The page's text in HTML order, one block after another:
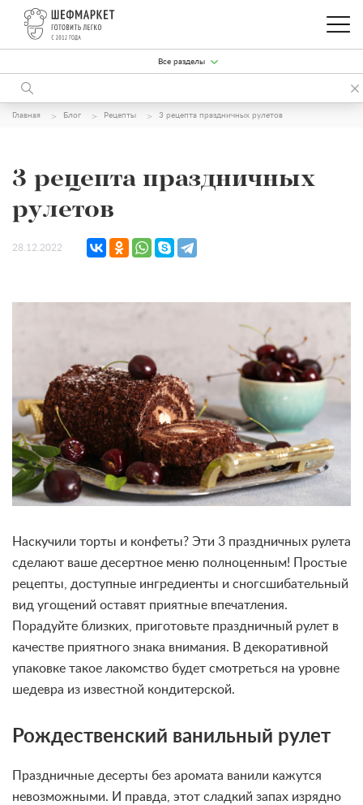
Все разделы
Главная Блог Рецепты 3 рецепта праздничных рулетов
3 рецепта праздничных
рулетов
28.12.2022
Наскучили торты и конфеты? Эти 3 праздничных рулета
сделают ваше десертное меню полноценным! Простые
рецепты, доступные ингредиенты и сногсшибательный
вид угощений оставят приятные впечатления.
Порадуйте близких, приготовьте праздничный рулет в
качестве приятного знака внимания. В декоративной
упаковке такое лакомство будет смотреться на уровне
шедевра из известной кондитерской.
Рождественский ванильный рулет
Праздничные десерты без аромата ванили кажутся
невозможными. И правда, этот сладкий запах изрядно